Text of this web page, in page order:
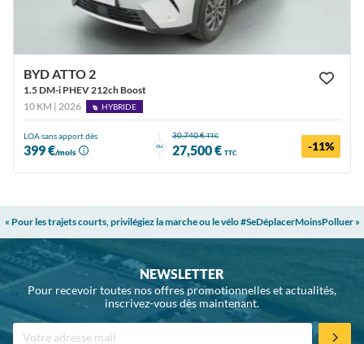
BYD ATTO 2
1.5 DM-i PHEV 212ch Boost
10 KM | 2026
HYBRIDE
LOA sans apport dès
399 €/mois
ou
30,740 €TTC
27,500 € TTC -11%
« Pour les trajets courts, privilégiez la marche ou le vélo #SeDéplacerMoinsPolluer »
NEWSLETTER
Pour recevoir toutes nos offres promotionnelles et actualités,
inscrivez-vous dès maintenant.